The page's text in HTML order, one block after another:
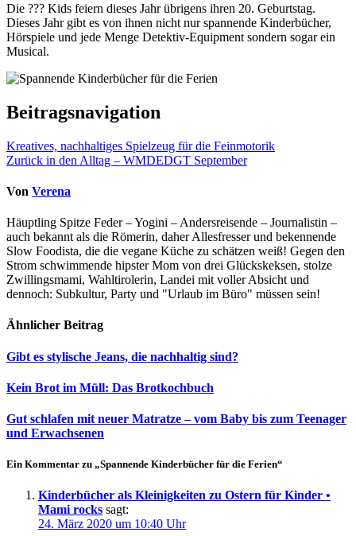
Die ??? Kids feiern dieses Jahr übrigens ihren 20. Geburtstag.
Dieses Jahr gibt es von ihnen nicht nur spannende Kinderbücher,
Hörspiele und jede Menge Detektiv-Equipment sondern sogar ein
Musical.
Beitragsnavigation
Kreatives, nachhaltiges Spielzeug für die Feinmotorik
Zurück in den Alltag – WMDEDGT September
Von Verena
Häuptling Spitze Feder – Yogini – Andersreisende – Journalistin –
auch bekannt als die Römerin, daher Allesfresser und bekennende
Slow Foodista, die die vegane Küche zu schätzen weiß! Gegen den
Strom schwimmende hipster Mom von drei Glückskeksen, stolze
Zwillingsmami, Wahltirolerin, Landei mit voller Absicht und
dennoch: Subkultur, Party und "Urlaub im Büro" müssen sein!
Ähnlicher Beitrag
Gibt es stylische Jeans, die nachhaltig sind?
Kein Brot im Müll: Das Brotkochbuch
Gut schlafen mit neuer Matratze – vom Baby bis zum Teenager
und Erwachsenen
Ein Kommentar zu „Spannende Kinderbücher für die Ferien“
Kinderbücher als Kleinigkeiten zu Ostern für Kinder •
Mami rocks sagt:
24. März 2020 um 10:40 Uhr